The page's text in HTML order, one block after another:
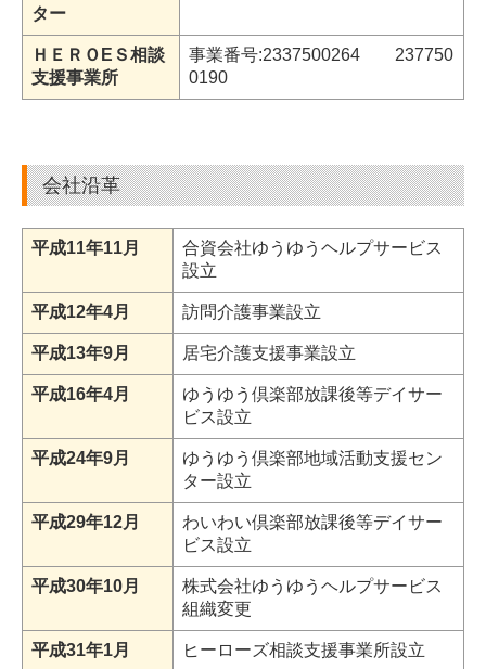
ター
ＨＥＲＯEＳ相談
支援事業所
事業番号:2337500264 237750
0190
会社沿革
平成11年11月
合資会社ゆうゆうヘルプサービス
設立
平成12年4月 訪問介護事業設立
平成13年9月 居宅介護支援事業設立
平成16年4月
ゆうゆう倶楽部放課後等デイサー
ビス設立
平成24年9月
ゆうゆう倶楽部地域活動支援セン
ター設立
平成29年12月
わいわい倶楽部放課後等デイサー
ビス設立
平成30年10月
株式会社ゆうゆうヘルプサービス
組織変更
平成31年1月 ヒーローズ相談支援事業所設立